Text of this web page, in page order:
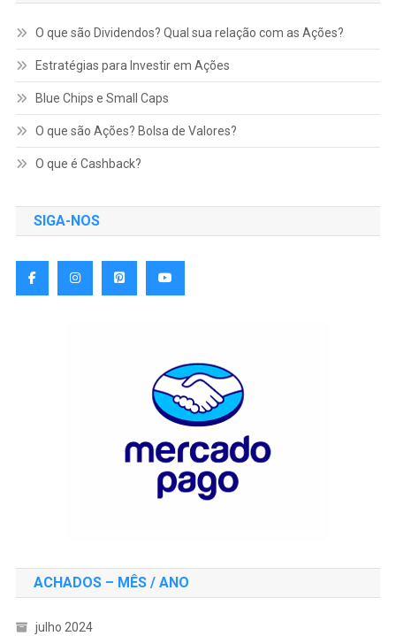
O que são Dividendos? Qual sua relação com as Ações?
Estratégias para Investir em Ações
Blue Chips e Small Caps
O que são Ações? Bolsa de Valores?
O que é Cashback?
SIGA-NOS
ACHADOS – MÊS / ANO
julho 2024